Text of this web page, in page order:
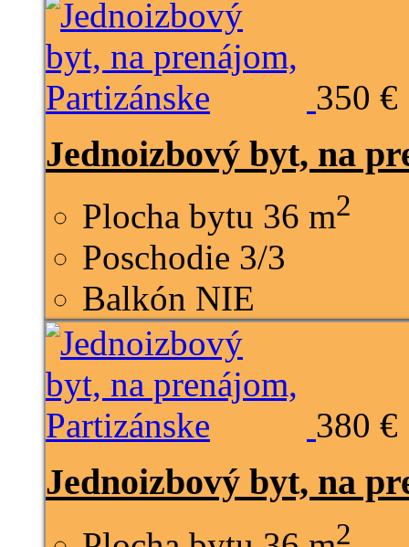
350 €
Jednoizbový byt, na
Plocha bytu 36 m2
Poschodie 3/3
Balkón NIE
380 €
Jednoizbový byt, na
2